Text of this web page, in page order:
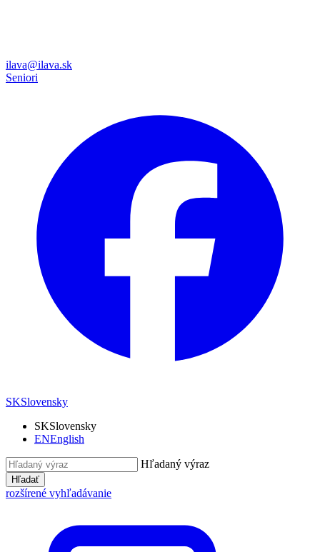
ilava@ilava.sk
Seniori
SKSlovensky
SKSlovensky
ENEnglish
Hľadaný výraz
Hľadať
rozšírené vyhľadávanie